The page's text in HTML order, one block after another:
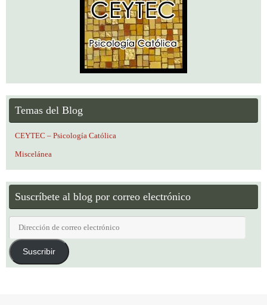
Temas del Blog
CEYTEC – Psicología Católica
Miscelánea
Suscríbete al blog por correo electrónico
correo
electrónico
Suscribir